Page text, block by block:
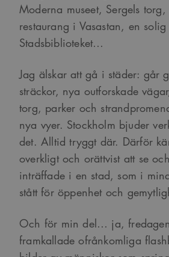
Moderna museet, Sergels
restaurang i Vasastan, en
Stadsbiblioteket…
Jag älskar att gå i städer: går
sträckor, nya outforskade
torg, parker och
nya vyer. Stockholm bjuder
det. Alltid tryggt där. Därför
overkligt och orättvist att se
inträffade i en stad, som i
stått för öppenhet och
Och för min del… ja,
framkallade ofrånkomliga